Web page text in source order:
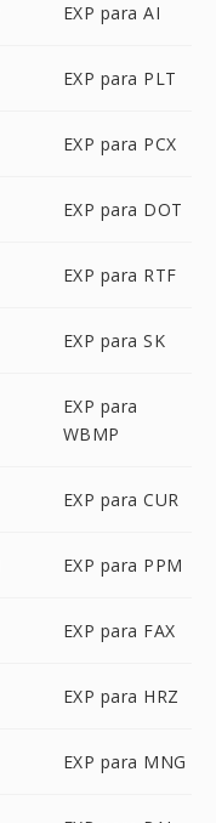
EXP para AI
EXP para PLT
EXP para PCX
EXP para DOT
EXP para RTF
EXP para SK
EXP para
WBMP
EXP para CUR
EXP para PPM
EXP para FAX
EXP para HRZ
EXP para MNG